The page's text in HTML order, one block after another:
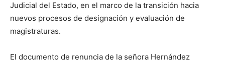
Judicial del Estado, en el marco de la transición hacia
nuevos procesos de designación y evaluación de
magistraturas.
El documento de renuncia de la señora Hernández